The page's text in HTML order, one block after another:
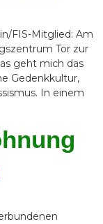
FIS-Mitglied: Am
Tor zur
geht mich das
Gedenkkultur,
In einem